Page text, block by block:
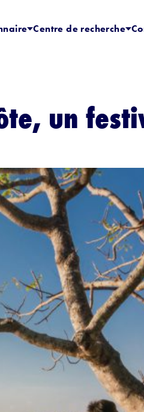
Centre de recherche
un